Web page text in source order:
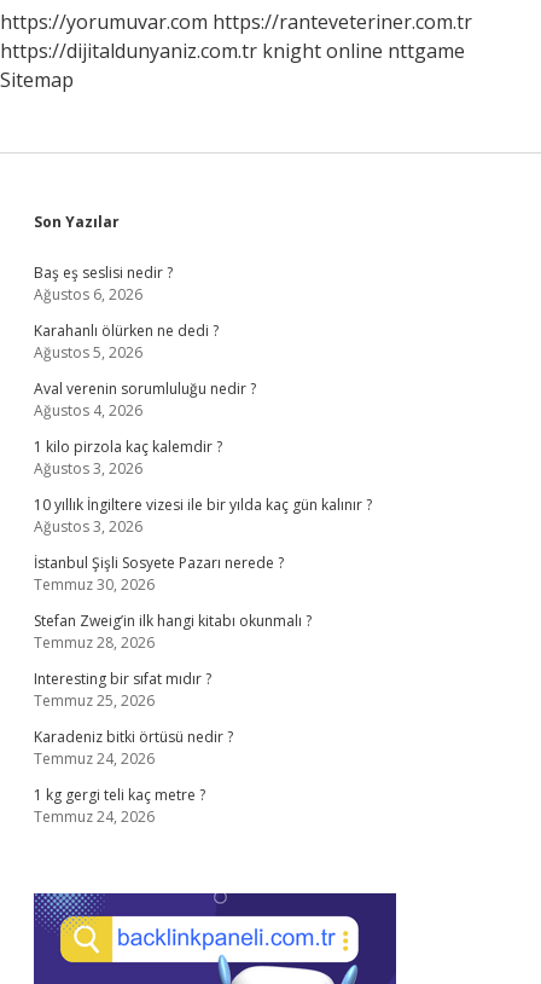
https://yorumuvar.com https://ranteveteriner.com.tr
https://dijitaldunyaniz.com.tr knight online nttgame
Sitemap
Sidebar
Son Yazılar
Baş eş seslisi nedir ?
Ağustos 6, 2026
Karahanlı ölürken ne dedi ?
Ağustos 5, 2026
Aval verenin sorumluluğu nedir ?
Ağustos 4, 2026
1 kilo pirzola kaç kalemdir ?
Ağustos 3, 2026
10 yıllık İngiltere vizesi ile bir yılda kaç gün kalınır ?
Ağustos 3, 2026
İstanbul Şişli Sosyete Pazarı nerede ?
Temmuz 30, 2026
Stefan Zweig’in ilk hangi kitabı okunmalı ?
Temmuz 28, 2026
Interesting bir sıfat mıdır ?
Temmuz 25, 2026
Karadeniz bitki örtüsü nedir ?
Temmuz 24, 2026
1 kg gergi teli kaç metre ?
Temmuz 24, 2026